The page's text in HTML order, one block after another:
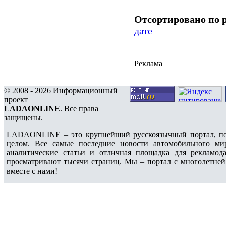
Отсортировано по
дате
Реклама
© 2008 - 2026 Информационный
проект
LADAONLINE. Все права
защищены.
LADAONLINE – это крупнейший русскоязычный портал,
целом. Все самые последние новости автомобильного
аналитические статьи и отличная площадка для
просматривают тысячи страниц. Мы – портал с
вместе с нами!